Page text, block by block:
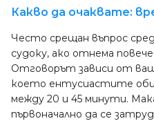
Какво да очаквате:
Често срещан въпрос
судоку, ако отнема
Отговорът зависи от
което ентусиастите
между 20 и 45 минути.
първоначално да се